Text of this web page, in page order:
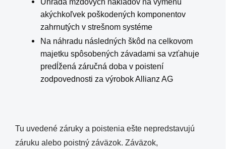
Úhrada mzdových nákladov na výmenu
akýchkoľvek poškodených komponentov
zahrnutých v strešnom systéme
Na náhradu následných škôd na celkovom
majetku spôsobených závadami sa vzťahuje
predĺžená záručná doba v poistení
zodpovednosti za výrobok Allianz AG
Tu uvedené záruky a poistenia ešte nepredstavujú
záruku alebo poistný záväzok. Záväzok,